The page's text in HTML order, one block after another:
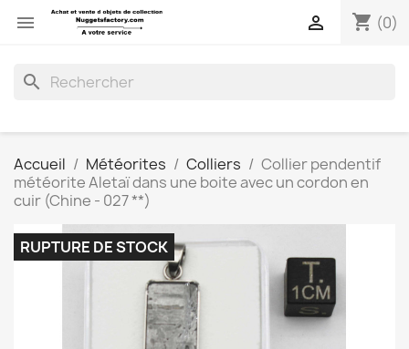
 shopping_cart (0)

search
Accueil Météorites Colliers
Collier pendentif
météorite Aletaï dans une boite avec un cordon en
cuir (Chine - 027 **)
RUPTURE DE STOCK